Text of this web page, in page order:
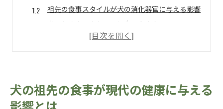
祖先の食事スタイルが犬の消化器官に与える影響
犬の免疫力に寄与する祖先の食文化
食材選択が犬の長寿に及ぼす効果
犬の行動に表れる祖先の食性影響
犬の食事スタイル変遷から学ぶ自然食の取り入れ方
歴史から紐解く犬の食生活の進化
犬の祖先の食事が現代の健康に与える